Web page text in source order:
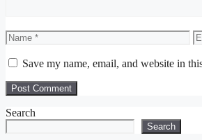
Name
Save my name, email, and website in
Search
Search